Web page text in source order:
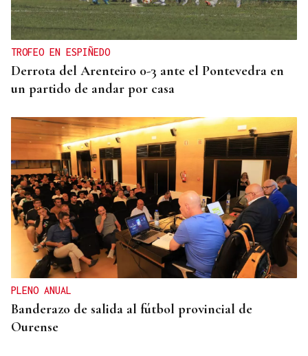
TROFEO EN ESPIÑEDO
Derrota del Arenteiro 0-3 ante el Pontevedra en
un partido de andar por casa
PLENO ANUAL
Banderazo de salida al fútbol provincial de
Ourense